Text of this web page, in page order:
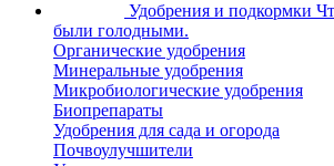
Удобрения и подкормки
были голодными.
Органические удобрения
Минеральные удобрения
Микробиологические удобрения
Биопрепараты
Удобрения для сада и огорода
Почвоулучшители